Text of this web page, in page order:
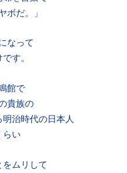
ボだ。」
なって
す。
館で
貴族の
治時代の日本人
らい
ムリして